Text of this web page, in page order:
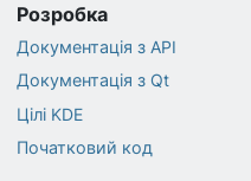
Розробка
Документація з API
Документація з Qt
Цілі KDE
Початковий код